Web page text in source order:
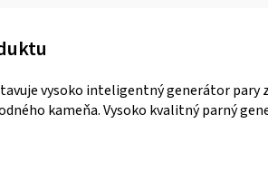
vysoko inteligentný generátor pary
kameňa. Vysoko kvalitný parný